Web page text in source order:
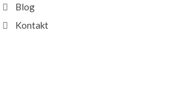
Blog
Kontakt